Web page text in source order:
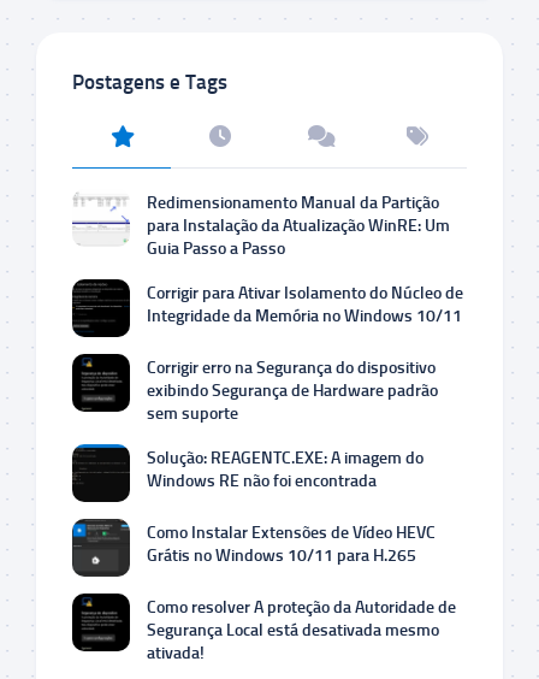
Postagens e Tags
Redimensionamento Manual da Partição
para Instalação da Atualização WinRE: Um
Guia Passo a Passo
Corrigir para Ativar Isolamento do Núcleo de
Integridade da Memória no Windows 10/11
Corrigir erro na Segurança do dispositivo
exibindo Segurança de Hardware padrão
sem suporte
Solução: REAGENTC.EXE: A imagem do
Windows RE não foi encontrada
Como Instalar Extensões de Vídeo HEVC
Grátis no Windows 10/11 para H.265
Como resolver A proteção da Autoridade de
Segurança Local está desativada mesmo
ativada!